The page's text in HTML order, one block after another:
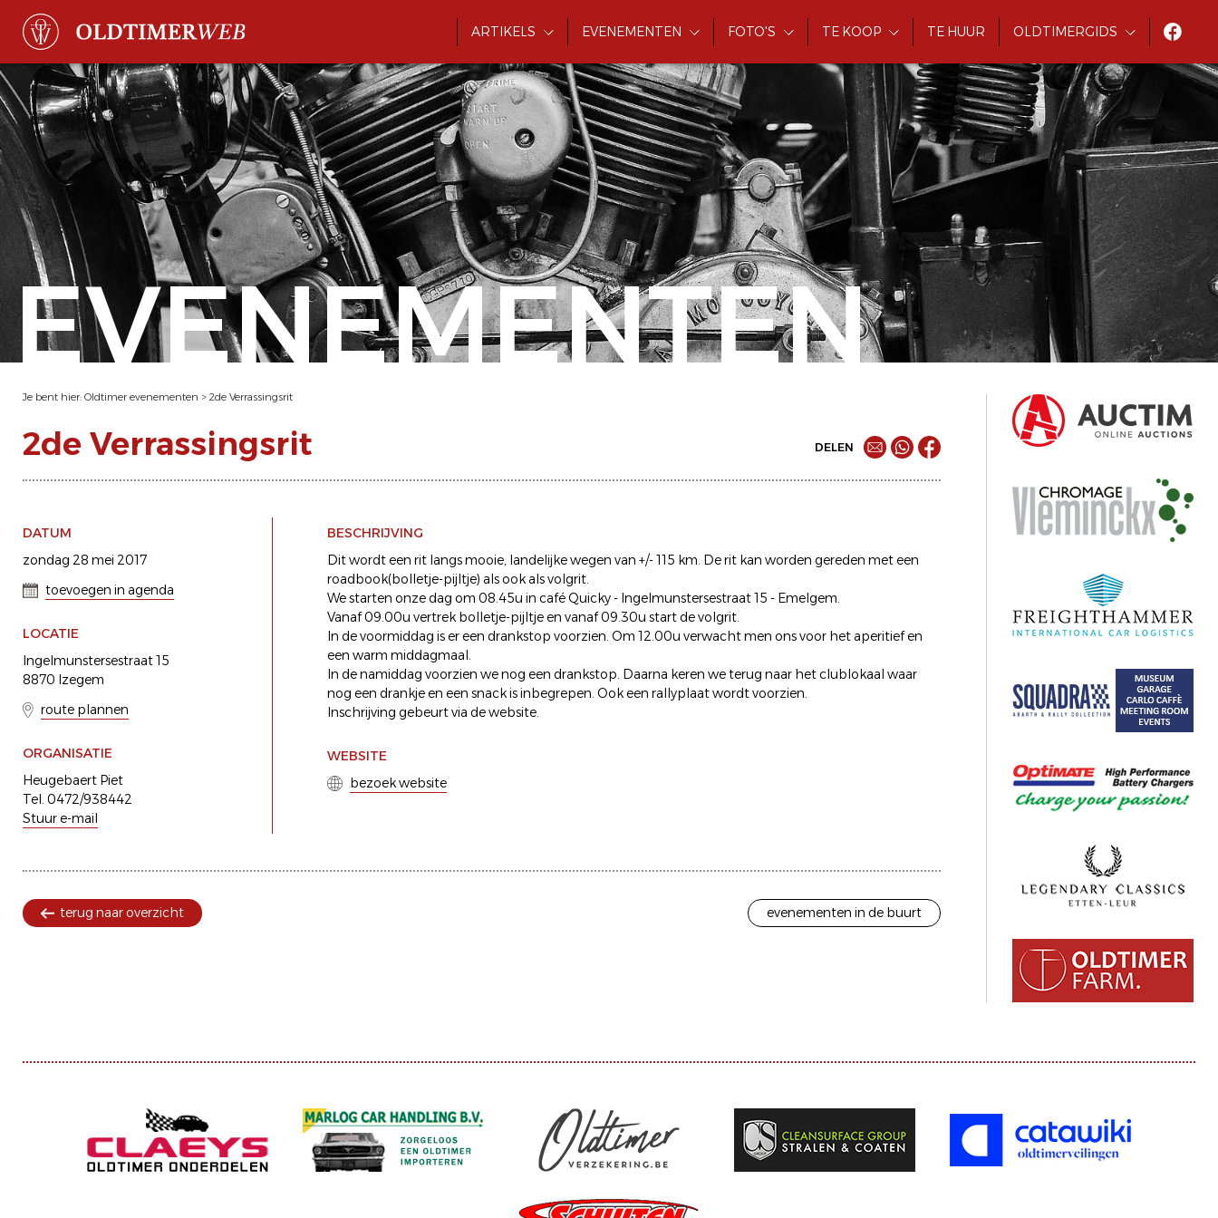
ARTIKELS EVENEMENTEN FOTO'S TE KOOP TE HUUR OLDTIMERGIDS
EVENEMENTEN
Je bent hier: Oldtimer evenementen > 2de Verrassingsrit
2de Verrassingsrit DELEN
DATUM
zondag 28 mei 2017
toevoegen in agenda
LOCATIE
Ingelmunstersestraat 15
8870 Izegem
route plannen
ORGANISATIE
Heugebaert Piet
Tel. 0472/938442
Stuur e-mail
BESCHRIJVING
Dit wordt een rit langs mooie, landelijke wegen van +/- 115 km. De rit kan worden gereden met een
roadbook(bolletje-pijltje) als ook als volgrit.
We starten onze dag om 08.45u in café Quicky - Ingelmunstersestraat 15 - Emelgem.
Vanaf 09.00u vertrek bolletje-pijltje en vanaf 09.30u start de volgrit.
In de voormiddag is er een drankstop voorzien. Om 12.00u verwacht men ons voor het aperitief en
een warm middagmaal.
In de namiddag voorzien we nog een drankstop. Daarna keren we terug naar het clublokaal waar
nog een drankje en een snack is inbegrepen. Ook een rallyplaat wordt voorzien.
Inschrijving gebeurt via de website.
WEBSITE
bezoek website
terug naar overzicht evenementen in de buurt